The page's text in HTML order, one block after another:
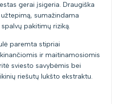
gerai įsigeria. Draugiška
sumažindama
pakitimų riziką.
paremta stipriai
ir maitinamosiomis
sviesto savybėmis bei
riešutų lukšto ekstraktu.